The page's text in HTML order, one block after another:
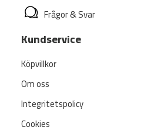
Frågor & Svar
Kundservice
Köpvillkor
Om oss
Integritetspolicy